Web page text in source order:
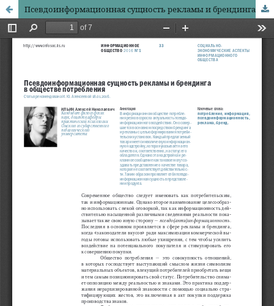
Псевдоинформационная сущность рекламы и брендинга в обществе потребления